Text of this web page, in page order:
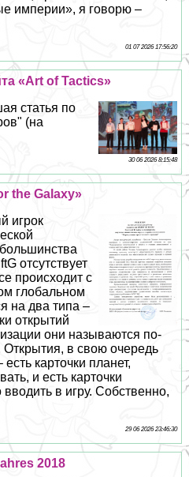
империи», я говорю –
01 07 2026 17:56:20
«Art of Tactics»
статья по
(на
30 06 2026 8:15:48
the Galaxy»
игрок
отсутствует
происходит с
глобальном
на два типа –
открытий
они называются по-
Открытия, в свою очередь
карточки планет,
и есть карточки
в игру. Собственно,
29 06 2026 23:46:30
2018